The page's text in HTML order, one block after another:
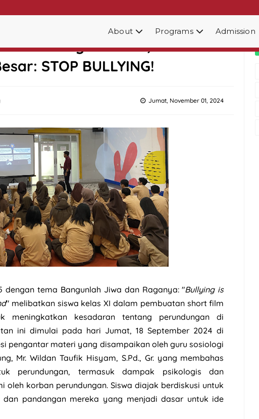
About Programs Admission
XI: Langkah Kecil,
STOP BULLYING!
Jumat, November 01, 2024
dengan tema Bangunlah Jiwa dan Raganya: "Bullying is
" melibatkan siswa kelas XI dalam pembuatan short film
meningkatkan kesadaran tentang perundungan di
ini dimulai pada hari Jumat, 18 September 2024 di
pengantar materi yang disampaikan oleh guru sosiologi
Mr. Wildan Taufik Hisyam, S.Pd., Gr. yang membahas
perundungan, termasuk dampak psikologis dan
oleh korban perundungan. Siswa diajak berdiskusi untuk
dan pandangan mereka yang menjadi dasar untuk ide